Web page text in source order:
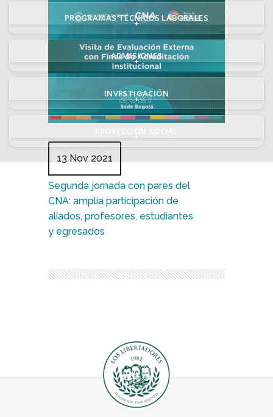
PROGRAMAS TÉCNICOS LABORALES
+
ADMISIONES
+
INVESTIGACIÓN
+
+
13 Nov 2021
Segunda jornada con pares del
CNA: amplia participación de
aliados, profesores, estudiantes
y egresados